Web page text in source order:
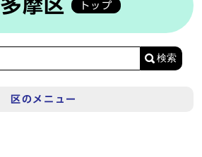
多摩区 トップ
検索
区のメニュー